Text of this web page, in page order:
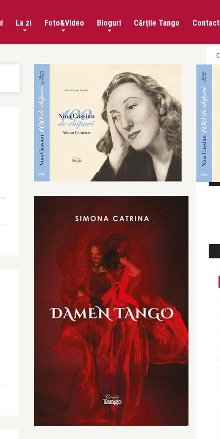
La zi Foto&Video Bloguri Cărțile Tango Contact